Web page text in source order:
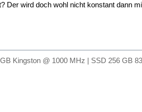
wird doch wohl nicht konstant dann
Kingston @ 1000 MHz | SSD 256 GB